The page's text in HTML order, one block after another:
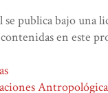
publica bajo una
en este